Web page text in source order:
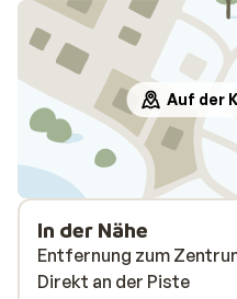
Auf der
In der Nähe
Entfernung zum
Direkt an der Piste